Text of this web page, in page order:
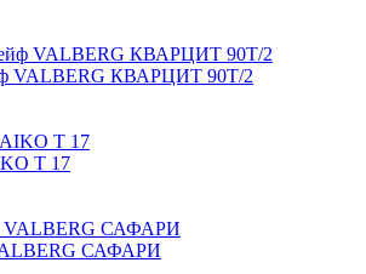
VALBERG КВАРЦИТ 90Т/2
Т 17
САФАРИ